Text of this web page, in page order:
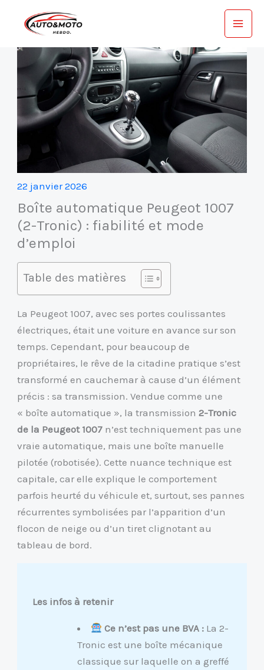
22 janvier 2026
Boîte automatique Peugeot 1007
(2-Tronic) : fiabilité et mode
d’emploi
Table des matières
La Peugeot 1007, avec ses portes coulissantes
électriques, était une voiture en avance sur son
temps. Cependant, pour beaucoup de
propriétaires, le rêve de la citadine pratique s’est
transformé en cauchemar à cause d’un élément
précis : sa transmission. Vendue comme une
« boîte automatique », la transmission2-Tronic
de la Peugeot 1007 n’est techniquement pas une
vraie automatique, mais une boîte manuelle
pilotée (robotisée). Cette nuance technique est
capitale, car elle explique le comportement
parfois heurté du véhicule et, surtout, ses pannes
récurrentes symbolisées par l’apparition d’un
flocon de neige ou d’un tiret clignotant au
tableau de bord.
Les infos à retenir
Ce n’est pas une BVA : La 2-
Tronic est une boîte mécanique
classique sur laquelle on a greffé